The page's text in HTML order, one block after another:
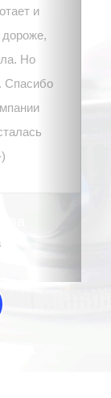
и
дороже,
Но
Спасибо